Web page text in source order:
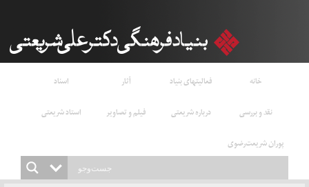
خانه فعالیتهای بنیاد آثار
اسناد
نقد و بررسی
درباره شریعتی فیلم و تصاویر
استاد شریعتی
پوران شریعت‌رضوی